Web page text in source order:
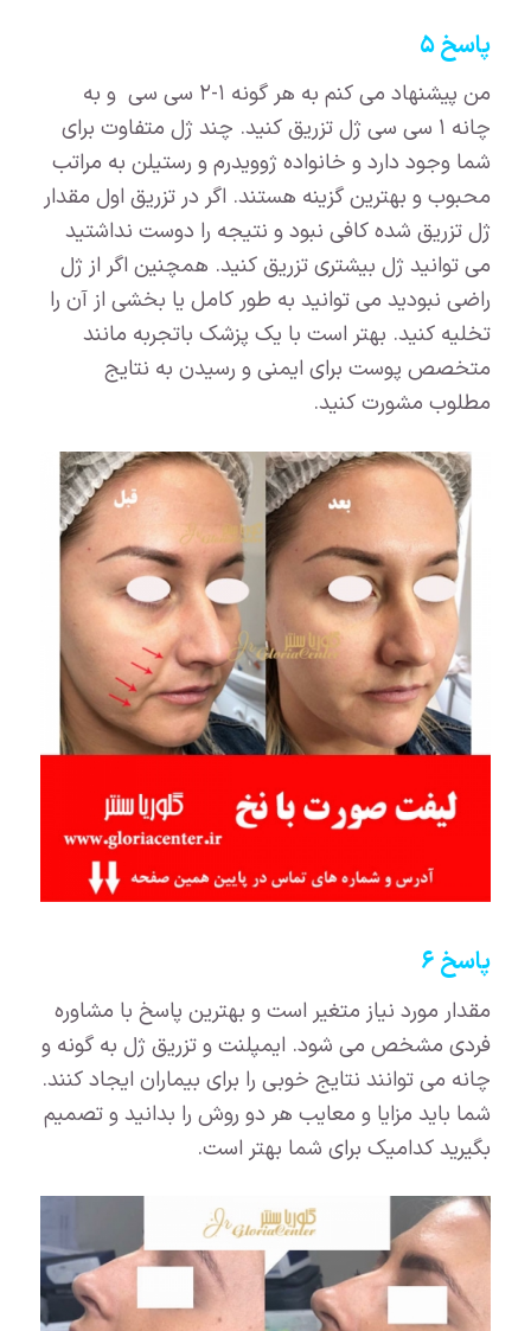
پاسخ ۵
من پیشنهاد می کنم به هر گونه ۱-۲ سی سی و به
چانه ۱ سی سی ژل تزریق کنید. چند ژل متفاوت برای
شما وجود دارد و خانواده ژوویدرم و رستیلن به مراتب
محبوب و بهترین گزینه هستند. اگر در تزریق اول مقدار
ژل تزریق شده کافی نبود و نتیجه را دوست نداشتید
می توانید ژل بیشتری تزریق کنید. همچنین اگر از ژل
راضی نبودید می توانید به طور کامل یا بخشی از آن را
تخلیه کنید. بهتر است با یک پزشک باتجربه مانند
متخصص پوست برای ایمنی و رسیدن به نتایج
مطلوب مشورت کنید.
پاسخ ۶
مقدار مورد نیاز متغیر است و بهترین پاسخ با مشاوره
فردی مشخص می شود. ایمپلنت و تزریق ژل به گونه و
چانه می توانند نتایج خوبی را برای بیماران ایجاد کنند.
شما باید مزایا و معایب هر دو روش را بدانید و تصمیم
بگیرید کدامیک برای شما بهتر است.